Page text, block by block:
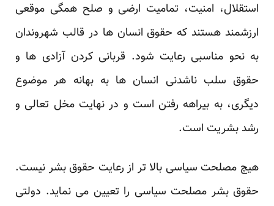
استقلال، امنیت، تمامیت ارضی و صلح همگی موقعی
ارزشمند هستند که حقوق انسان ها در قالب شهروندان
به نحو مناسبی رعایت شود. قربانی کردن آزادی ها و
حقوق سلب ناشدنی انسان ها به بهانه هر موضوع
دیگری، به بیراهه رفتن است و در نهایت مخل تعالی و
رشد بشریت است.
هیچ مصلحت سیاسی بالا تر از رعایت حقوق بشر نیست.
حقوق بشر مصلحت سیاسی را تعیین می نماید. دولتی